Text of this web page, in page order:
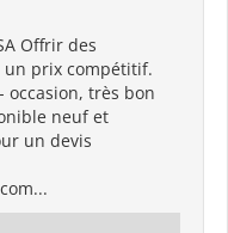
Offrir des
prix compétitif.
occasion, très bon
neuf et
un devis